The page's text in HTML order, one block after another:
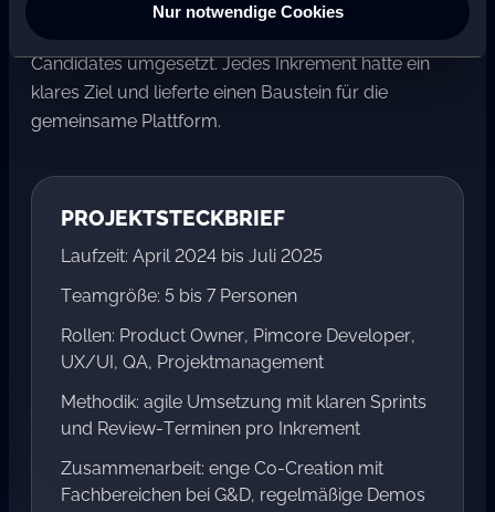
Nur notwendige Cookies
Das Projekt wurde entlang definierter Release
Candidates umgesetzt. Jedes Inkrement hatte ein
klares Ziel und lieferte einen Baustein für die
gemeinsame Plattform.
PROJEKTSTECKBRIEF
Laufzeit: April 2024 bis Juli 2025
Teamgröße: 5 bis 7 Personen
Rollen: Product Owner, Pimcore Developer,
UX/UI, QA, Projektmanagement
Methodik: agile Umsetzung mit klaren Sprints
und Review-Terminen pro Inkrement
Zusammenarbeit: enge Co-Creation mit
Fachbereichen bei G&D, regelmäßige Demos